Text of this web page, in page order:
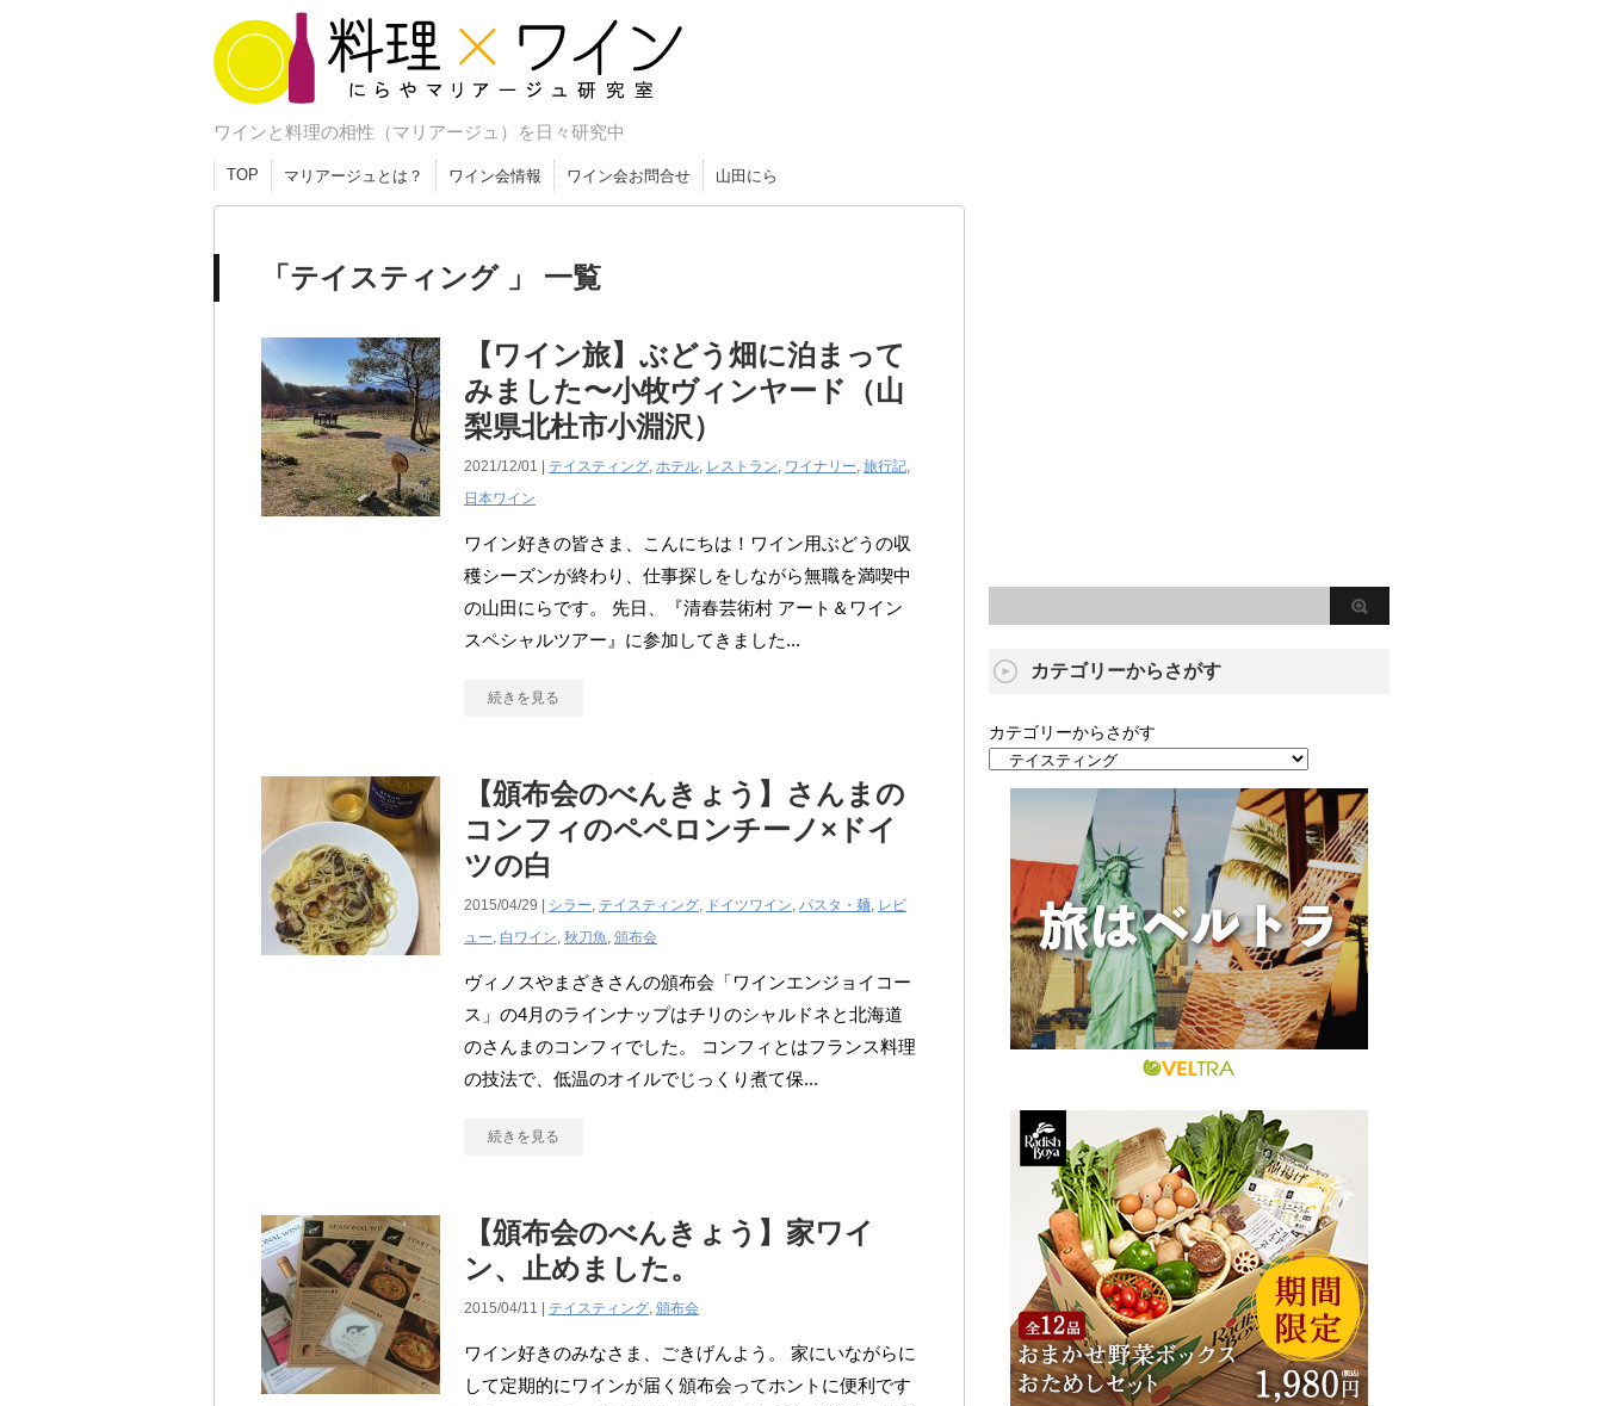
料理×ワイン にらやマリア
ージュ研究室
ワインと料理の相性（マリアージュ）を日々研究中
TOP マリアージュとは？ ワイン会情報 ワイン会お問合せ 山田にら
「テイスティング 」 一覧
【ワイン旅】ぶどう畑に泊まって
みました〜小牧ヴィンヤード（山
梨県北杜市小淵沢）
2021/12/01 | テイスティング, ホテル, レストラン, ワイナリー, 旅行記,
日本ワイン
ワイン好きの皆さま、こんにちは！ワイン用ぶどうの収
穫シーズンが終わり、仕事探しをしながら無職を満喫中
の山田にらです。 先日、『清春芸術村 アート＆ワイン
スペシャルツアー』に参加してきました...
続きを見る
【頒布会のべんきょう】さんまの
コンフィのペペロンチーノ×ドイ
ツの白
2015/04/29 | シラー, テイスティング, ドイツワイン, パスタ・麺, レビ
ュー, 白ワイン, 秋刀魚, 頒布会
ヴィノスやまざきさんの頒布会「ワインエンジョイコー
ス」の4月のラインナップはチリのシャルドネと北海道
のさんまのコンフィでした。 コンフィとはフランス料理
の技法で、低温のオイルでじっくり煮て保...
続きを見る
【頒布会のべんきょう】家ワイ
ン、止めました。
2015/04/11 | テイスティング, 頒布会
ワイン好きのみなさま、ごきげんよう。 家にいながらに
して定期的にワインが届く頒布会ってホントに便利です
カテゴリーからさがす
カテゴリーからさがす